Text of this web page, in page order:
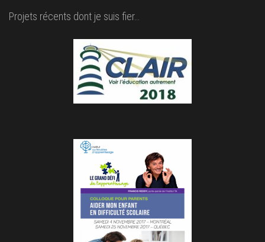
Projets récents dont je suis fier…